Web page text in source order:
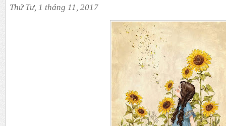
Thứ Tư, 1 tháng 11, 2017